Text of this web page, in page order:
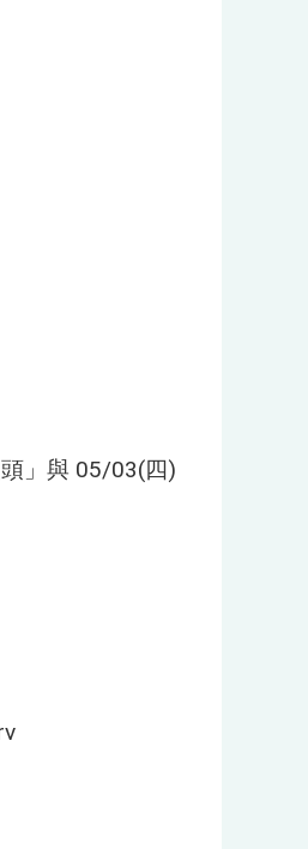
」與 05/03(四)